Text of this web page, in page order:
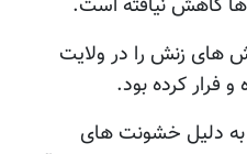
کاهش نیافته است.
های زنش را در ولایت
و فرار کرده بود.
به دلیل خشونت های